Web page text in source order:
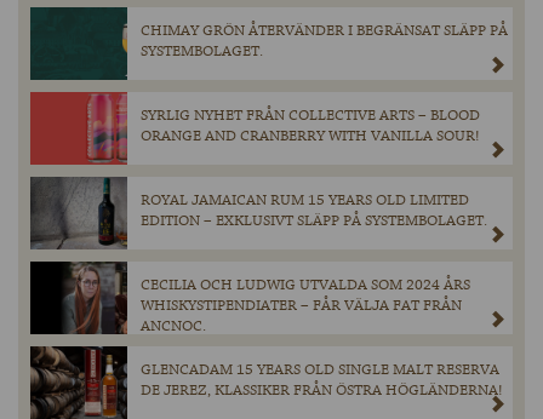
CHIMAY GRÖN ÅTERVÄNDER I BEGRÄNSAT SLÄPP PÅ
SYSTEMBOLAGET.
SYRLIG NYHET FRÅN COLLECTIVE ARTS – BLOOD
ORANGE AND CRANBERRY WITH VANILLA SOUR!
ROYAL JAMAICAN RUM 15 YEARS OLD LIMITED
EDITION – EXKLUSIVT SLÄPP PÅ SYSTEMBOLAGET.
CECILIA OCH LUDWIG UTVALDA SOM 2024 ÅRS
WHISKYSTIPENDIATER – FÅR VÄLJA FAT FRÅN
ANCNOC.
GLENCADAM 15 YEARS OLD SINGLE MALT RESERVA
DE JEREZ, KLASSIKER FRÅN ÖSTRA HÖGLÄNDERNA!